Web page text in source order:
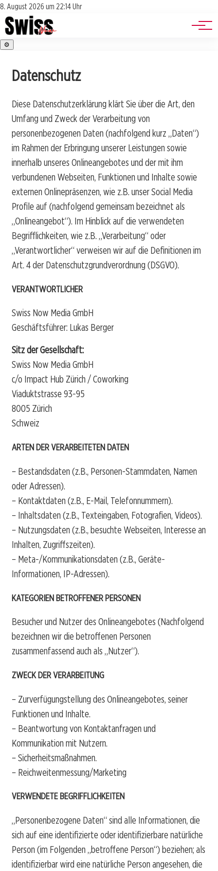
8. August 2026 um 22:14 Uhr
Impressum
Datenschutz
Jobs
Events
⚙️
Datenschutz
Diese Datenschutzerklärung klärt Sie über die Art, den
Umfang und Zweck der Verarbeitung von
personenbezogenen Daten (nachfolgend kurz „Daten“)
im Rahmen der Erbringung unserer Leistungen sowie
innerhalb unseres Onlineangebotes und der mit ihm
verbundenen Webseiten, Funktionen und Inhalte sowie
externen Onlinepräsenzen, wie z.B. unser Social Media
Profile auf (nachfolgend gemeinsam bezeichnet als
„Onlineangebot“). Im Hinblick auf die verwendeten
Begrifflichkeiten, wie z.B. „Verarbeitung“ oder
„Verantwortlicher“ verweisen wir auf die Definitionen im
Art. 4 der Datenschutzgrundverordnung (DSGVO).
VERANTWORTLICHER
Swiss Now Media GmbH
Geschäftsführer: Lukas Berger
Sitz der Gesellschaft:
Swiss Now Media GmbH
c/o Impact Hub Zürich / Coworking
Viaduktstrasse 93-95
8005 Zürich
Schweiz
ARTEN DER VERARBEITETEN DATEN
– Bestandsdaten (z.B., Personen-Stammdaten, Namen
oder Adressen).
– Kontaktdaten (z.B., E-Mail, Telefonnummern).
– Inhaltsdaten (z.B., Texteingaben, Fotografien, Videos).
– Nutzungsdaten (z.B., besuchte Webseiten, Interesse an
Inhalten, Zugriffszeiten).
– Meta-/Kommunikationsdaten (z.B., Geräte-
Informationen, IP-Adressen).
KATEGORIEN BETROFFENER PERSONEN
Besucher und Nutzer des Onlineangebotes (Nachfolgend
bezeichnen wir die betroffenen Personen
zusammenfassend auch als „Nutzer“).
ZWECK DER VERARBEITUNG
– Zurverfügungstellung des Onlineangebotes, seiner
Funktionen und Inhalte.
– Beantwortung von Kontaktanfragen und
Kommunikation mit Nutzern.
– Sicherheitsmaßnahmen.
– Reichweitenmessung/Marketing
VERWENDETE BEGRIFFLICHKEITEN
„Personenbezogene Daten“ sind alle Informationen, die
sich auf eine identifizierte oder identifizierbare natürliche
Person (im Folgenden „betroffene Person“) beziehen; als
identifizierbar wird eine natürliche Person angesehen, die